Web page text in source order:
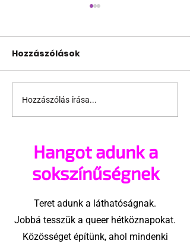
Fico már az azonos
nemű párok
Hozzászólások
Hozzászólás írása...
Hangot adunk a
sokszínűségnek
Teret adunk a láthatóságnak.
Jobbá tesszük a queer hétköznapokat.
Közösséget építünk, ahol mindenki